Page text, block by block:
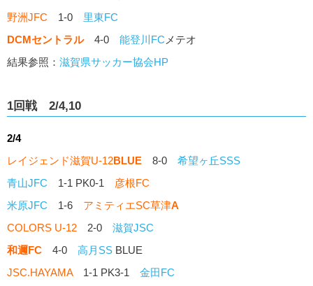
野洲JFC 1-0 里東FC
DCMセントラル4-0 能登川FC メテオ
結果参照： 滋賀県サッカー協会HP
1回戦 2/4,10
2/4
レイジェンド滋賀U-12BLUE 8-0 希望ヶ丘SSS
青山JFC 1-1 PK0-1 彦根FC
米原JFC 1-6 アミティエSC草津A
COLORS U-12 2-0 滋賀JSC
和邇FC 4-0 高月SS BLUE
JSC.HAYAMA1-1 PK3-1 金田FC